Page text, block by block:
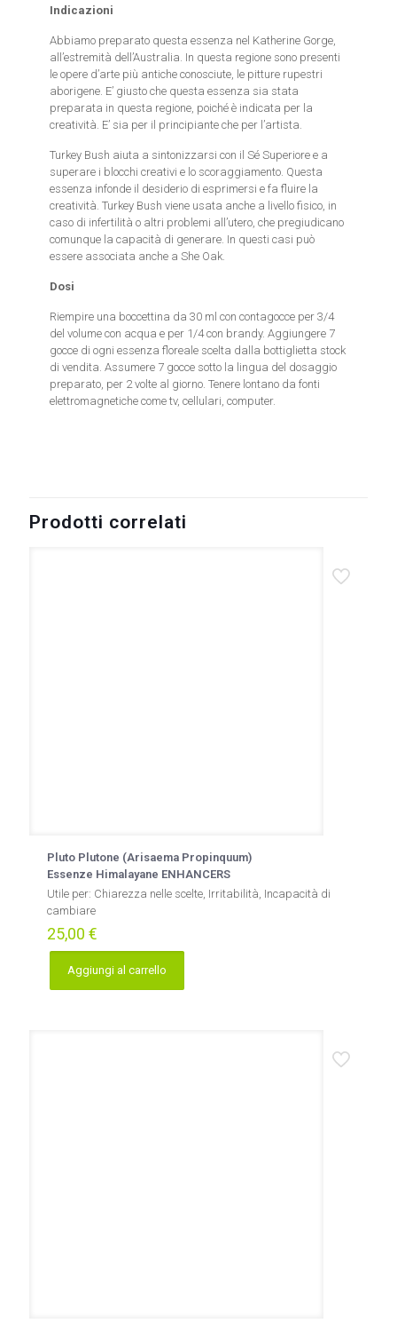
Indicazioni
Abbiamo preparato questa essenza nel Katherine Gorge,
all’estremità dell’Australia. In questa regione sono presenti
le opere d’arte più antiche conosciute, le pitture rupestri
aborigene. E’ giusto che questa essenza sia stata
preparata in questa regione, poiché è indicata per la
creatività. E’ sia per il principiante che per l’artista.
Turkey Bush aiuta a sintonizzarsi con il Sé Superiore e a
superare i blocchi creativi e lo scoraggiamento. Questa
essenza infonde il desiderio di esprimersi e fa fluire la
creatività. Turkey Bush viene usata anche a livello fisico, in
caso di infertilità o altri problemi all’utero, che pregiudicano
comunque la capacità di generare. In questi casi può
essere associata anche a She Oak.
Dosi
Riempire una boccettina da 30 ml con contagocce per 3/4
del volume con acqua e per 1/4 con brandy. Aggiungere 7
gocce di ogni essenza floreale scelta dalla bottiglietta stock
di vendita. Assumere 7 gocce sotto la lingua del dosaggio
preparato, per 2 volte al giorno. Tenere lontano da fonti
elettromagnetiche come tv, cellulari, computer.
Prodotti correlati
Pluto Plutone (Arisaema Propinquum)
Essenze Himalayane ENHANCERS
Utile per: Chiarezza nelle scelte, Irritabilità, Incapacità di
cambiare
25,00 €
Aggiungi al carrello